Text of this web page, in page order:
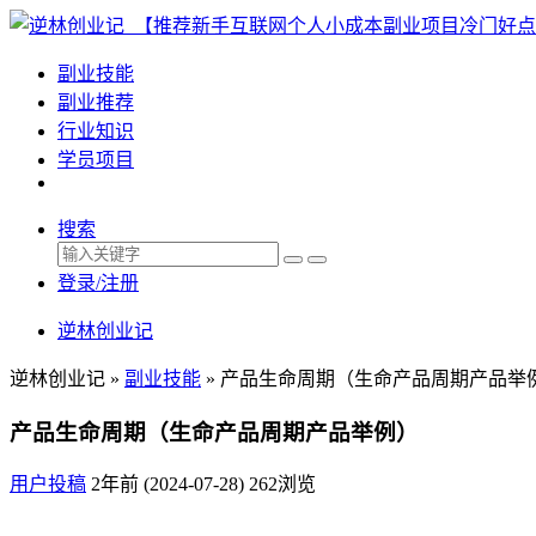
副业技能
副业推荐
行业知识
学员项目
搜索
登录/注册
逆林创业记
逆林创业记 » 副业技能 » 产品生命周期（生命产品周期产品举
产品生命周期（生命产品周期产品举例）
用户投稿 2年前 (2024-07-28) 262浏览